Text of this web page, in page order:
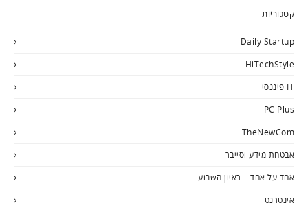
קטגוריות
Daily Startup
HiTechStyle
IT פיננסי
PC Plus
TheNewCom
אבטחת מידע וסייבר
אחד על אחד – ראיון השבוע
אינטרנט